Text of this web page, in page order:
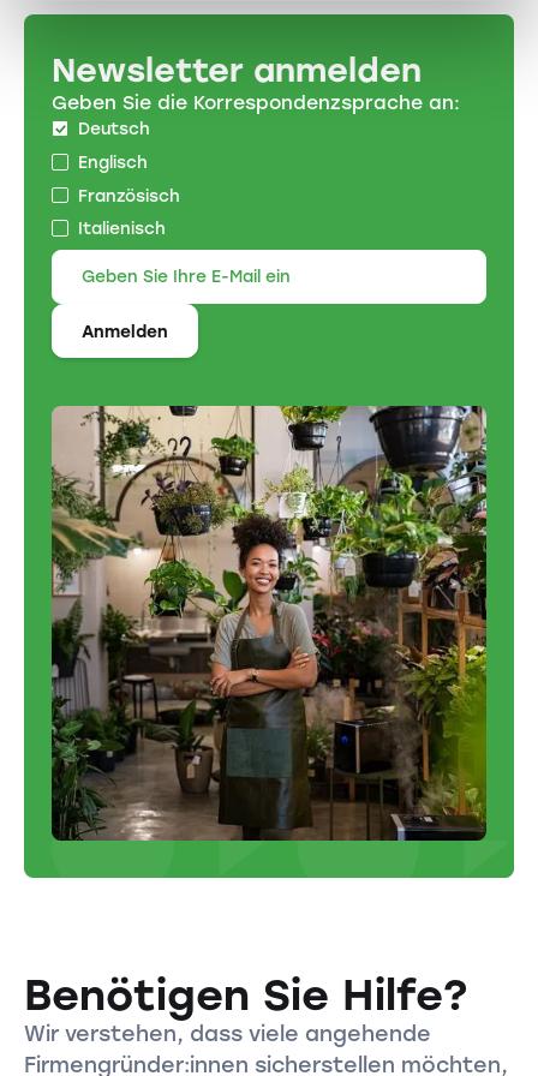
Newsletter anmelden
Geben Sie die Korrespondenzsprache an:
Deutsch
Englisch
Französisch
Italienisch
Benötigen Sie Hilfe?
Wir verstehen, dass viele angehende
Firmengründer:innen sicherstellen möchten,